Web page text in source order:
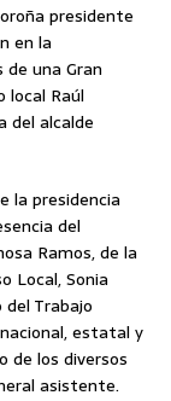
presidente
en la
una Gran
local Raúl
del alcalde
la presidencia
del
Ramos, de la
Local, Sonia
Trabajo
estatal y
de los diversos
asistente.